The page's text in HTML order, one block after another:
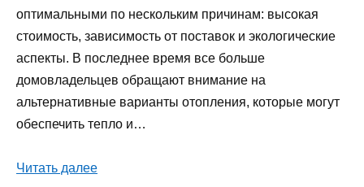
оптимальными по нескольким причинам: высокая
стоимость, зависимость от поставок и экологические
аспекты. В последнее время все больше
домовладельцев обращают внимание на
альтернативные варианты отопления, которые могут
обеспечить тепло и…
Читать далее